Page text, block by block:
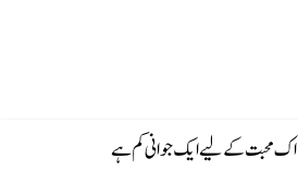
اک محبت کے لیے ایک جوانی کم ہے